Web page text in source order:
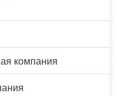
компания